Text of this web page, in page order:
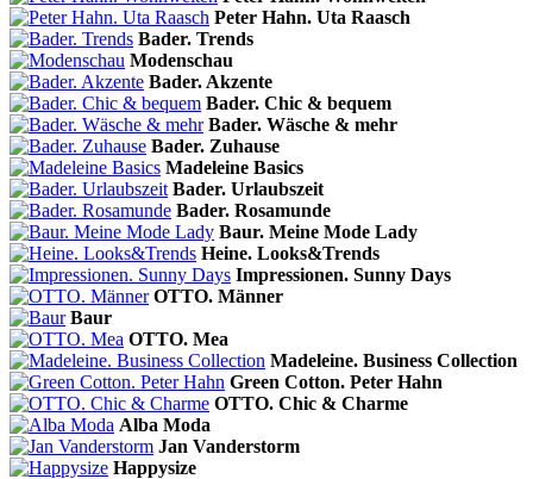
Peter Hahn. Uta Raasch
Bader. Trends
Modenschau
Bader. Akzente
Bader. Chic & bequem
Bader. Wäsche & mehr
Bader. Zuhause
Madeleine Basics
Bader. Urlaubszeit
Bader. Rosamunde
Baur. Meine Mode Lady
Heine. Looks&Trends
Impressionen. Sunny Days
OTTO. Männer
Baur
OTTO. Mea
Madeleine. Business Collection
Green Cotton. Peter Hahn
OTTO. Chic & Charme
Alba Moda
Jan Vanderstorm
Happysize